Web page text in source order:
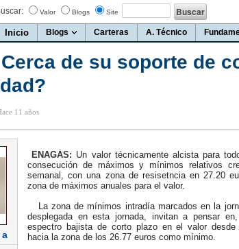
Valor Blogs Site
Inicio Blogs Carteras A. Técnico
de su soporte de
11 años
a
ENAGÁS: Un valor técnicamente alcista para
consecución de máximos y mínimos relativos
semanal, con una zona de resisetncia en 27.20
zona de máximos anuales para el valor.
La zona de mínimos intradía marcados en la
desplegada en esta jornada, invitan a pensar
espectro bajista de corto plazo en el valor desde
hacia la zona de los 26.77 euros como mínimo.